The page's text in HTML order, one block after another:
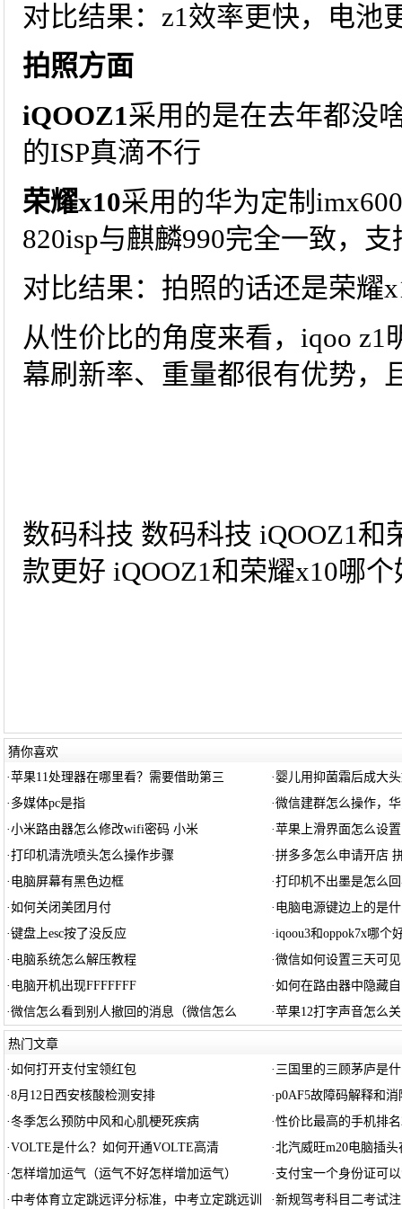
对比结果：z1效率更快，电池
拍照方面
iQOOZ1采用的是在去年都没
的ISP真滴不行
荣耀x10采用的华为定制
820isp与麒麟990完全一致，
对比结果：拍照的话还是荣耀
从性价比的角度来看，iqoo
幕刷新率、重量都很有优势，
数码科技 数码科技 iQOOZ1
款更好 iQOOZ1和荣耀x10哪
猜你喜欢
·苹果11处理器在哪里看？需要借助第三 ·婴儿用抑菌霜后成大
· 多媒体pc是指 ·微信建群怎么操作，
·小米路由器怎么修改wifi密码 小米 ·苹果上滑界面怎么设
·打印机清洗喷头怎么操作步骤 ·拼多多怎么申请开店
· 电脑屏幕有黑色边框 ·打印机不出墨是怎么
·如何关闭美团月付 · 电脑电源键边上的是
·键盘上esc按了没反应 ·iqoou3和oppok7x哪个
· 电脑系统怎么解压教程 ·微信如何设置三天可
· 电脑开机出现FFFFFFF ·如何在路由器中隐藏
·微信怎么看到别人撤回的消息（微信怎么 ·苹果12打字声音怎么
热门文章
·如何打开支付宝领红包 · 三国里的三顾茅庐是
·8月12日西安核酸检测安排 ·p0AF5故障码解释和消
·冬季怎么预防中风和心肌梗死疾病 ·性价比最高的手机排名
·VOLTE是什么？如何开通VOLTE高清 ·北汽威旺m20电脑插头
· 怎样增加运气（运气不好怎样增加运气） · 支付宝一个身份证可
· 中考体育立定跳远评分标准，中考立定跳远训 ·新规驾考科目二考试